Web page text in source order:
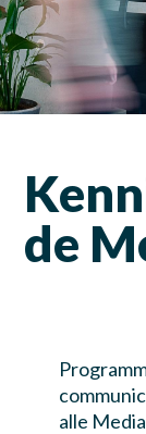
de
alle